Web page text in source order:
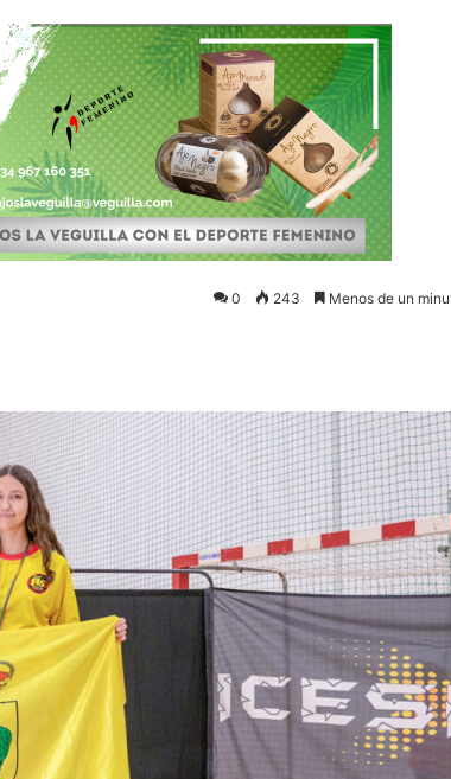
0 243 Menos de un